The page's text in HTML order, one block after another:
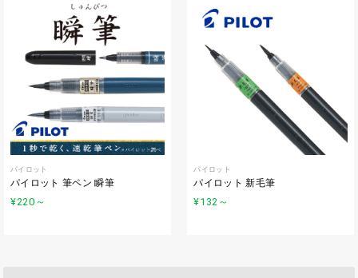
パイロット
パイロット 筆ペン 瞬筆
¥220 ～
パイロット
パイロット 新毛筆
¥132 ～